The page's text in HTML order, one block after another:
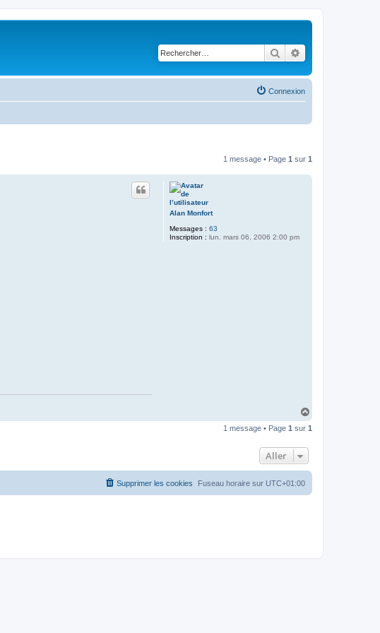
Rechercher
Connexion
1 message • Page 1 sur 1
Alan Monfort
Messages : 63
Inscription : lun. mars 06, 2006 2:00 pm
u
1 message • Page 1 sur 1
Aller
Fuseau horaire sur UTC+01:00
Supprimer les cookies